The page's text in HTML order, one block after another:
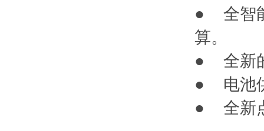
● 全智
算。
● 全新
● 电池
● 全新